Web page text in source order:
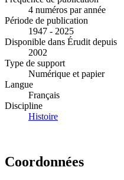
4 numéros par année
Période de publication
1947 - 2025
Disponible dans Érudit depuis
2002
Type de support
Numérique et papier
Langue
Français
Discipline
Histoire
Coordonnées